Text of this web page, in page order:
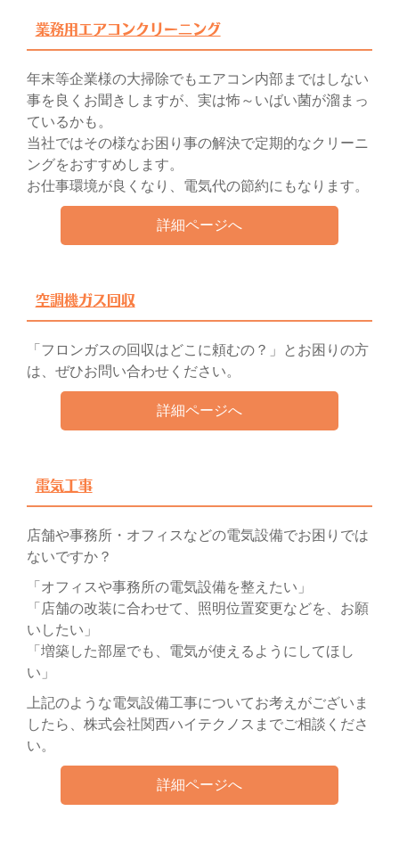
業務用エアコンクリーニング
年末等企業様の大掃除でもエアコン内部まではしない
事を良くお聞きしますが、実は怖～いばい菌が溜まっ
ているかも。
当社ではその様なお困り事の解決で定期的なクリーニ
ングをおすすめします。
お仕事環境が良くなり、電気代の節約にもなります。
詳細ページへ
空調機ガス回収
「フロンガスの回収はどこに頼むの？」とお困りの方
は、ぜひお問い合わせください。
詳細ページへ
電気工事
店舗や事務所・オフィスなどの電気設備でお困りでは
ないですか？
「オフィスや事務所の電気設備を整えたい」
「店舗の改装に合わせて、照明位置変更などを、お願
いしたい」
「増築した部屋でも、電気が使えるようにしてほし
い」
上記のような電気設備工事についてお考えがございま
したら、株式会社関西ハイテクノスまでご相談くださ
い。
詳細ページへ